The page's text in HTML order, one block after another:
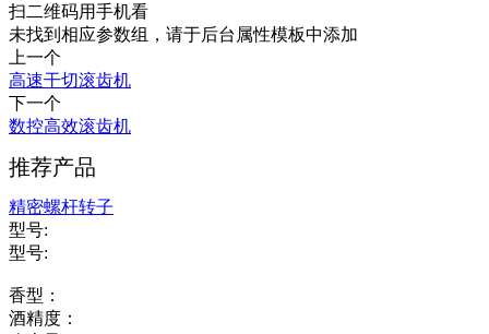
扫二维码用手机看
未找到相应参数组，请于后台属性模板中添加
上一个
高速干切滚齿机
下一个
数控高效滚齿机
推荐产品
精密螺杆转子
型号:
型号:
香型：
酒精度：